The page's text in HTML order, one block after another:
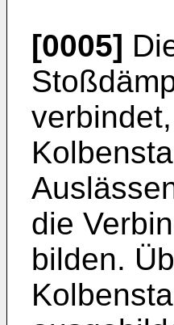
[0005]
die
bilden.